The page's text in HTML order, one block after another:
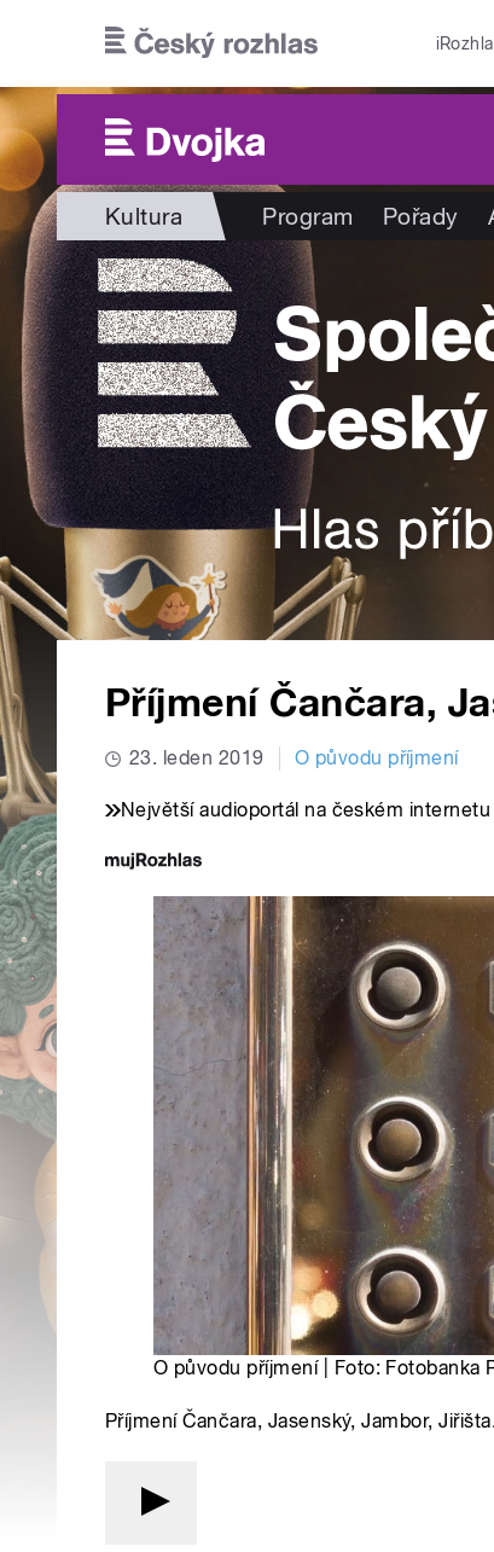
Kultura Program Pořady
Příjmení Čančara,
23. leden 2019 O původu příjmení
Největší audioportál na českém internetu
O původu příjmení | Foto: Fotobanka
Příjmení Čančara, Jasenský, Jambor,